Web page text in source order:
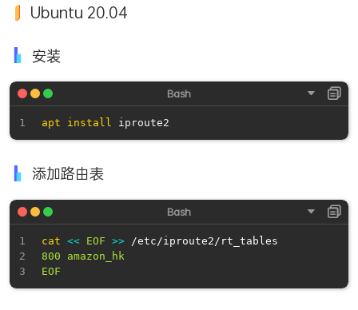
Ubuntu 20.04
安装
apt install
添加路由表
cat << EOF >> /etc/iproute2/rt_tables
800 amazon_hk
EOF